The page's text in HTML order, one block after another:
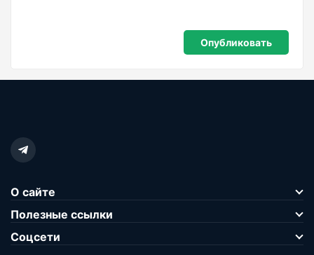
О сайте
Полезные ссылки
Соцсети